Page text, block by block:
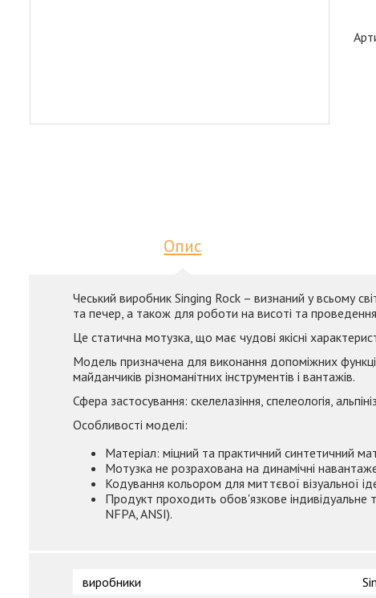
Опис
Чеський виробник Singing Rock – визнаний у всьому
та печер, а також для роботи на висоті та
Це статична мотузка, що має чудові якісні
Модель призначена для виконання допоміжних
майданчиків різноманітних інструментів і вантажів.
Сфера застосування: скелелазіння, спелеологія,
Особливості моделі:
Матеріал: міцний та практичний синтетичний
Мотузка не розрахована на динамічні
Кодування кольором для миттєвої візуальної
Продукт проходить обов'язкове індивідуальне
NFPA, ANSI).
виробники